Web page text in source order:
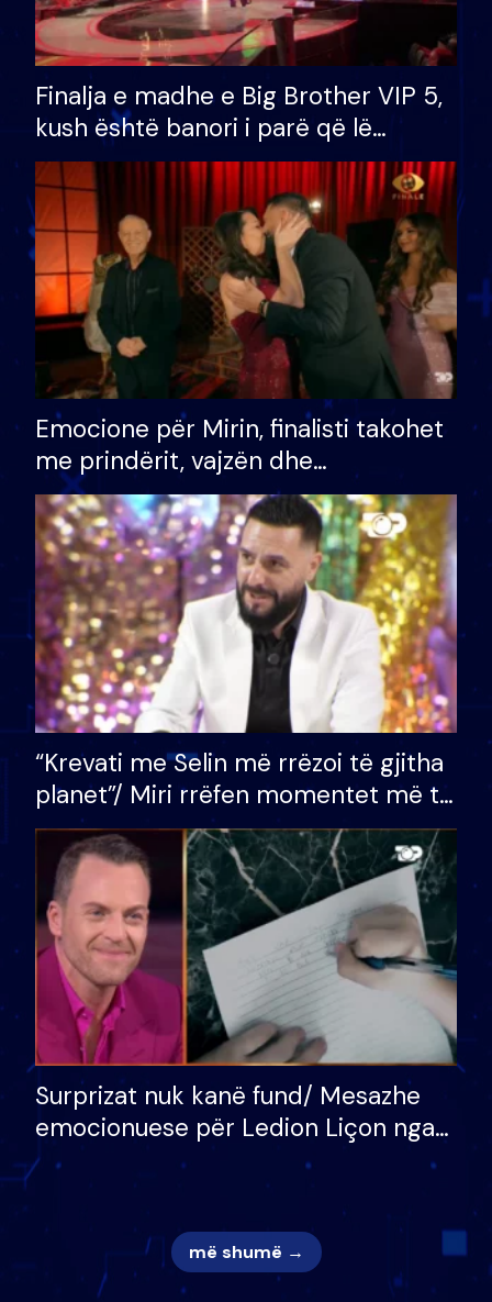
Finalja e madhe e Big Brother VIP 5,
kush është banori i parë që lë
shtëpinë dhe humb mundësinë për
të fituar çmimin e madh
Emocione për Mirin, finalisti takohet
me prindërit, vajzën dhe
bashkëshorten: S’kemi ndonjë letër
divorci apo jo?
“Krevati me Selin më rrëzoi të gjitha
planet”/ Miri rrëfen momentet më të
bukura në shtëpinë e BB VIP: Do më
mungojë zilja e mëngjesit kur…
Surprizat nuk kanë fund/ Mesazhe
emocionuese për Ledion Liçon nga
nëna dhe fëmijët e tij, moderatori
më shumë →